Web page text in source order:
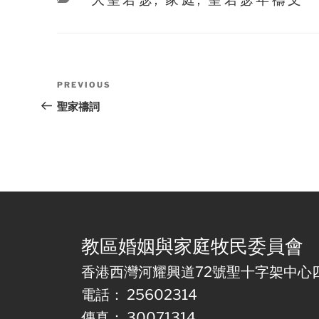
Post
navigation
Previous
Post
PREVIOUS
聖家禱詞
教區婚姻與家庭牧民委員會
香港西灣河耀興道72號聖十字架中心
電話： 25602314